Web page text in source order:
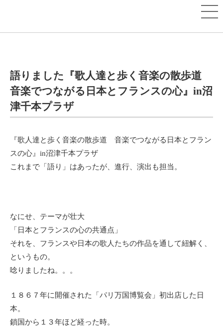
語りました『歌人達と歩く音楽の散歩道
音楽でつながる日本とフランスの心』in沼
津千本プラザ
『歌人達と歩く音楽の散歩道 音楽でつながる日本とフラン
スの心』in沼津千本プラザ
これまで「語り」はあったが、進行、演出も担当。
なにせ、テーマが壮大
「日本とフランスの心の共通点」
それを、フランスや日本の歌人たちの作品を通して紐解く、
というもの。
唸りましたね。。。
１８６７年に開催された「パリ万国博覧会」初出店した日
本。
鎖国から１３年ほど経った時。